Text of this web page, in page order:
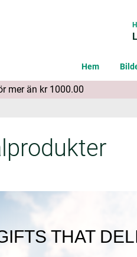
Hem
mer än kr 1000.00
THAT